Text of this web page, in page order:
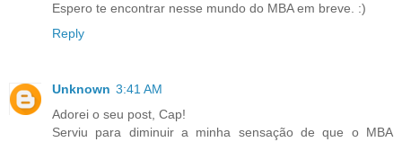
Espero te encontrar nesse mundo do MBA em breve. :)
Reply
Unknown 3:41 AM
Adorei o seu post, Cap!
Serviu para diminuir a minha sensação de que o MBA